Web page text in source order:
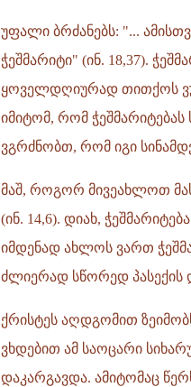
უფალი ბრძანებს: "...
ჭეშმარიტი" (ინ. 18,37).
ყოველდღიურად თითქოს
იმიტომ, რომ
ვგრძნობთ, რომ იგი
მაშ, როგორ მივეახლოთ
(ინ. 14,6). დიახ,
იმდენად ახლოს ვართ
ძლიერად სწორედ პასექის
ქრისტეს აღდგომით
ვხდებით ამ საოცარი
დაკარგავდა. ამიტომაც